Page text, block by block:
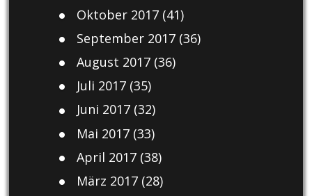
Oktober 2017(41)
September 2017(36)
August 2017(36)
Juli 2017(35)
Juni 2017(32)
Mai 2017(33)
April 2017(38)
März 2017(28)